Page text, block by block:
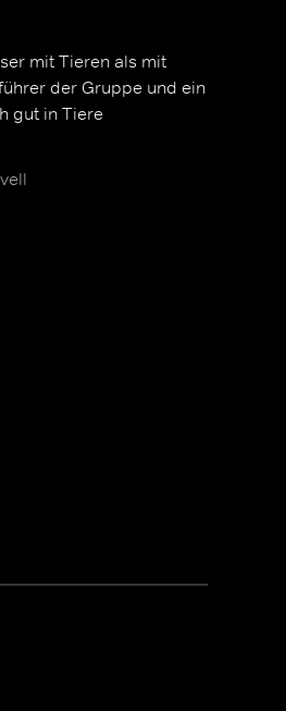
mit Tieren als mit
der Gruppe und ein
gut in Tiere